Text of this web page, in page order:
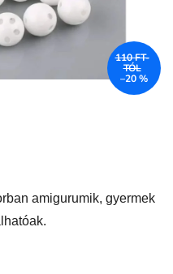
amigurumik, gyermek
110 FT-
TÓL
–20 %